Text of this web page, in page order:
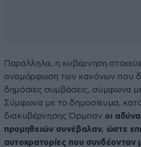
Παράλληλα, η κυβέρνηση
αναμόρφωση των κανόνων που
δημόσιες συμβάσεις, σύμφωνα
Σύμφωνα με το δημοσίευμα,
διακυβέρνησης Όρμπαν οι
προμηθειών συνέβαλαν, ώστε
αυτοκρατορίες που συνδέονταν